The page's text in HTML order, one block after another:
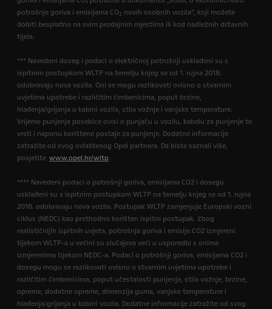
potrošnje goriva i emisijama CO2 novih osobnih vozila”, koji možete
dobiti besplatno na svim prodajnim mjestima ili kod nadležnih državnih
tijela.
*** Navedeni doseg i podaci o električnoj potrošnji usklađeni su s
ispitnim postupkom WLTP na temelju kojeg se od 1. rujna 2018.
odobravaju nova vozila. Oni se mogu razlikovati ovisno o stvarnim
uvjetima upotrebe i različitim čimbenicima, poput brzine,
hlađenja/grijanja u kabini vozila, stila vožnje i vanjske temperature.
Vrijeme punjenja posebice ovisi o punjaču u vozilu, kabelu za punjenje te
vrsti i naponu korištene postaje za punjenje. Dodatne informacije
zatražite od svog ovlaštenog Opel partnera. Da biste saznali više,
posjetite www.opel.hr/wltp .
**** Navedeni podaci o potrošnji goriva, emisijama CO2 i dosegu
usklađeni su s ispitnim postupkom WLTP na temelju kojeg se od 1. rujna
2018. odobravaju nova vozila. Postupak WLTP zamjenjuje Europski vozni
ciklus (NEDC) kao prethodno korišten ispitni postupak. Zbog
realističnijih ispitnih uvjeta, potrošnja goriva i emisije CO2 izmjereni
tijekom WLTP-a u većini su slučajeva veći u usporedbi s onima
izmjerenima tijekom NEDC-a. Podaci o potrošnji goriva, emisijama CO2 i
dosegu mogu se razlikovati ovisno o stvarnim uvjetima upotrebe i
različitim čimbenicima, poput učestalosti punjenja, stila vožnje, brzine,
opreme, dodatne opreme, dimenzija guma, vanjske temperature i
hlađenja/grijanja u kabini vozila. Dodatne informacije zatražite od svog